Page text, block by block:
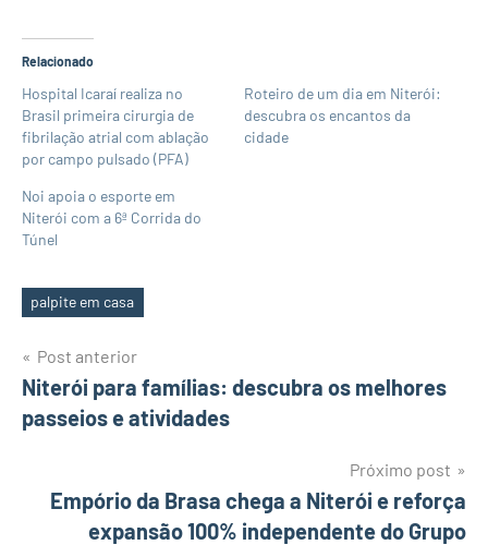
Relacionado
Hospital Icaraí realiza no
Brasil primeira cirurgia de
fibrilação atrial com ablação
por campo pulsado (PFA)
Roteiro de um dia em Niterói:
descubra os encantos da
cidade
Noi apoia o esporte em
Niterói com a 6ª Corrida do
Túnel
Tags
palpite em casa
Navegação
de
Post anterior
Niterói para famílias: descubra os melhores
passeios e atividades
Próximo post
Empório da Brasa chega a Niterói e reforça
expansão 100% independente do Grupo